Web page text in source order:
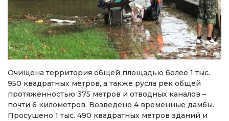
Очищена территория общей площадью более 1 тыс.
950 квадратных метров, а также русла рек общей
протяженностью 375 метров и отводных каналов –
почти 6 километров. Возведено 4 временные дамбы.
Просушено 1 тыс. 490 квадратных метров зданий и